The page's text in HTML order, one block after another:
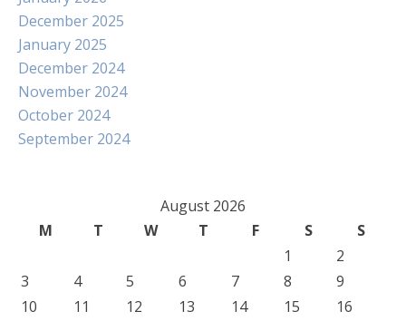
December 2025
January 2025
December 2024
November 2024
October 2024
September 2024
August 2026
M
T W T F S
S
1
2
3
4 5 6 7 8
9
10
11 12 13 14 15
16